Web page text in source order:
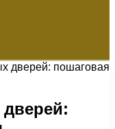
дверей: пошаговая
дверей: